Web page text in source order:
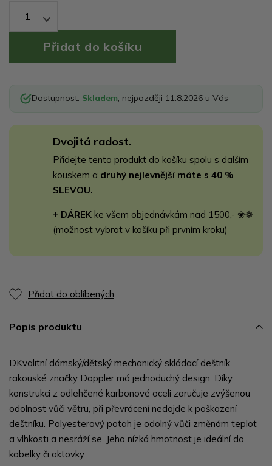
1
Dostupnost: Skladem, nejpozději 11.8.2026 u Vás
Dvojitá radost.
Přidejte tento produkt do košíku spolu s dalším
kouskem a druhý nejlevnější máte s 40 %
SLEVOU.
+ DÁREK ke všem objednávkám nad 1500,- ❀❁
(možnost vybrat v košíku při prvním kroku)
Přidat do oblíbených
Popis produktu
DKvalitní dámský/dětský mechanický skládací deštník
rakouské značky Doppler má jednoduchý design. Díky
konstrukci z odlehčené karbonové oceli zaručuje zvýšenou
odolnost vůči větru, při převrácení nedojde k poškození
deštníku. Polyesterový potah je odolný vůči změnám teplot
a vlhkosti a nesráží se. Jeho nízká hmotnost je ideální do
kabelky či aktovky.